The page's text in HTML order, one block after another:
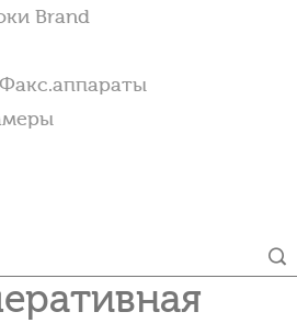
Brand